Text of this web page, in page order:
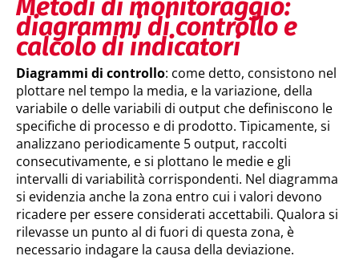
Metodi di monitoraggio:
diagrammi di controllo e
calcolo di indicatori
Diagrammi di controllo: come detto, consistono nel
plottare nel tempo la media, e la variazione, della
variabile o delle variabili di output che definiscono le
specifiche di processo e di prodotto. Tipicamente, si
analizzano periodicamente 5 output, raccolti
consecutivamente, e si plottano le medie e gli
intervalli di variabilità corrispondenti. Nel diagramma
si evidenzia anche la zona entro cui i valori devono
ricadere per essere considerati accettabili. Qualora si
rilevasse un punto al di fuori di questa zona, è
necessario indagare la causa della deviazione.